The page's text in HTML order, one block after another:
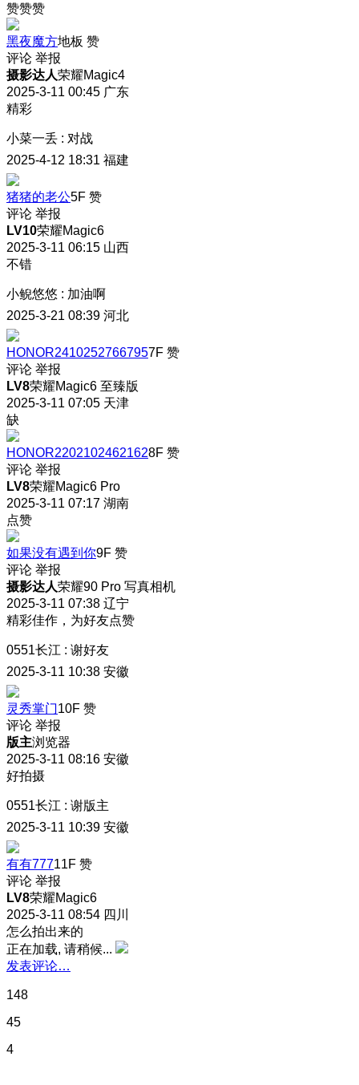
赞赞赞
黑夜魔方地板 赞
评论 举报
摄影达人荣耀Magic4
2025-3-11 00:45 广东
精彩
小菜一丢 : 对战
2025-4-12 18:31 福建
猪猪的老公5F 赞
评论 举报
LV10荣耀Magic6
2025-3-11 06:15 山西
不错
小鲵悠悠 : 加油啊
2025-3-21 08:39 河北
HONOR24102527667957F 赞
评论 举报
LV8荣耀Magic6 至臻版
2025-3-11 07:05 天津
缺
HONOR22021024621628F 赞
评论 举报
LV8荣耀Magic6 Pro
2025-3-11 07:17 湖南
点赞
如果没有遇到你9F 赞
评论 举报
摄影达人荣耀90 Pro 写真相机
2025-3-11 07:38 辽宁
精彩佳作，为好友点赞
0551长江 : 谢好友
2025-3-11 10:38 安徽
灵秀掌门10F 赞
评论 举报
版主浏览器
2025-3-11 08:16 安徽
好拍摄
0551长江 : 谢版主
2025-3-11 10:39 安徽
有有77711F 赞
评论 举报
LV8荣耀Magic6
2025-3-11 08:54 四川
怎么拍出来的
正在加载, 请稍候...
发表评论…
148
45
4